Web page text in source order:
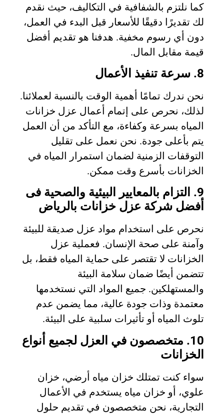
كما نلتزم بالشفافية في التكاليف، حيث نقدم
لك تقديرًا دقيقًا للأسعار قبل البدء في العمل،
دون أي رسوم مخفية. هدفنا هو تقديم أفضل
قيمة مقابل المال.
8. سرعة تنفيذ الأعمال
نحن ندرك تمامًا أهمية الوقت بالنسبة لعملائنا.
لذلك، نحرص على إتمام أعمال عزل خزانات
المياه بسرعة وكفاءة، مع التأكد من أن العمل
يتم بأعلى جودة. نحن نعمل على تقليل
التوقفات الزمنية لضمان استمرار المياه في
الخزانات بأسرع وقت ممكن.
9. التزام بالمعايير البيئية والصحية فى
أفضل شركة عزل خزانات بالرياض
نحرص على استخدام مواد عزل صديقة للبيئة
وآمنة على صحة الإنسان. فعملية عزل
الخزانات لا تقتصر على حماية المياه فقط، بل
تتضمن أيضًا ضمان سلامة البيئة
والمستهلكين. جميع المواد التي نستخدمها
معتمدة وذات جودة عالية، مما يضمن عدم
تلوث المياه أو تأثيرات سلبية على البيئة.
10. متخصصون في العزل لجميع أنواع
الخزانات
سواء كنت تمتلك خزان مياه أرضي، خزان
علوي، أو خزان مياه يستخدم في الأعمال
التجارية، نحن متخصصون في تقديم حلول